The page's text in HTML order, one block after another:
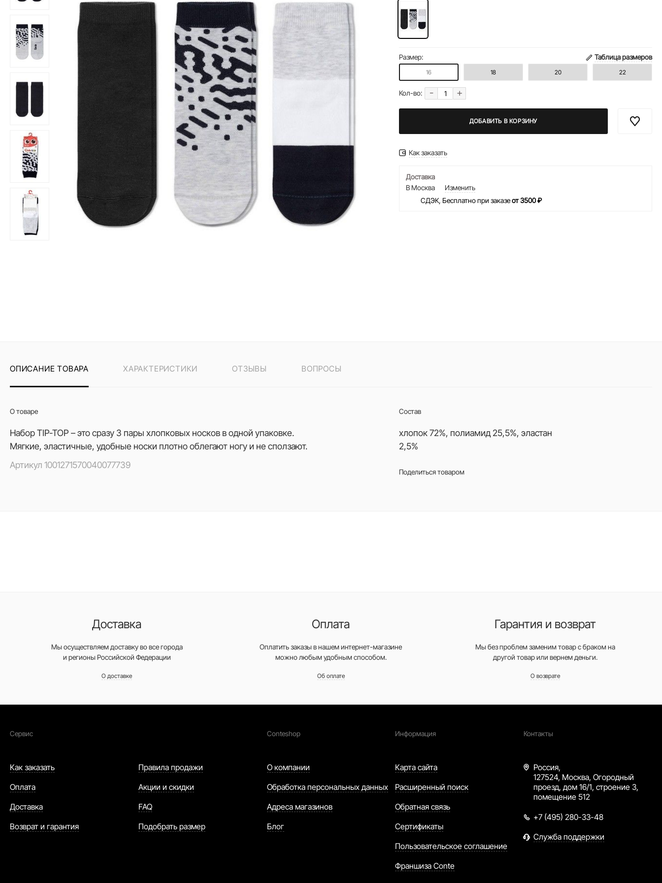
Размер: Таблица размеров
16 18 20 22
Кол-во: - +
ДОБАВИТЬ В КОРЗИНУ
Как заказать
Доставка
В Москва
Изменить
СДЭК, Бесплатно при заказеот 3500 ₽
ОПИСАНИЕ ТОВАРА ХАРАКТЕРИСТИКИ ОТЗЫВЫ ВОПРОСЫ
О товаре
Набор TIP-TOP – это сразу 3 пары хлопковых носков в одной упаковке.
Мягкие, эластичные, удобные носки плотно облегают ногу и не сползают.
Артикул 1001271570040077739
Состав
хлопок 72%, полиамид 25,5%, эластан
2,5%
Поделиться товаром
Доставка
Мы осуществляем доставку во все города
и регионы Российской Федерации
О доставке
Оплата
Оплатить заказы в нашем интернет-магазине
можно любым удобным способом.
Об оплате
Гарантия и возврат
Мы без проблем заменим товар с браком на
другой товар или вернем деньги.
О возврате
Сервис
Как заказать
Оплата
Доставка
Возврат и гарантия
Правила продажи
Акции и скидки
FAQ
Подобрать размер
Conteshop
О компании
Обработка персональных данных
Адреса магазинов
Блог
Информация
Карта сайта
Расширенный поиск
Обратная связь
Сертификаты
Пользовательское соглашение
Франшиза Conte
Контакты
Россия,
127524, Москва, Огородный
проезд, дом 16/1, строение 3,
помещение 512
+7 (495) 280-33-48
Служба поддержки